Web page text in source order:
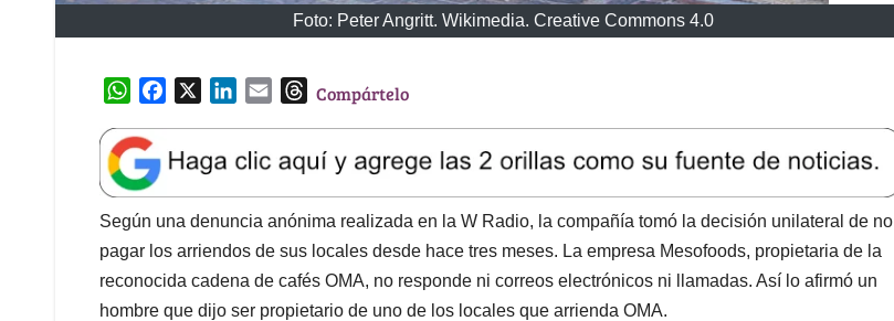
Foto: Peter Angritt. Wikimedia. Creative Commons 4.0
W
a
t
s
A
p
p
e
b
o
o
k
k
e
d
I
n
l
T
e
a
d
s
Compártelo
Según una denuncia anónima realizada en la W Radio, la compañía tomó la decisión unilateral de no
pagar los arriendos de sus locales desde hace tres meses. La empresa Mesofoods, propietaria de la
reconocida cadena de cafés OMA, no responde ni correos electrónicos ni llamadas. Así lo afirmó un
hombre que dijo ser propietario de uno de los locales que arrienda OMA.